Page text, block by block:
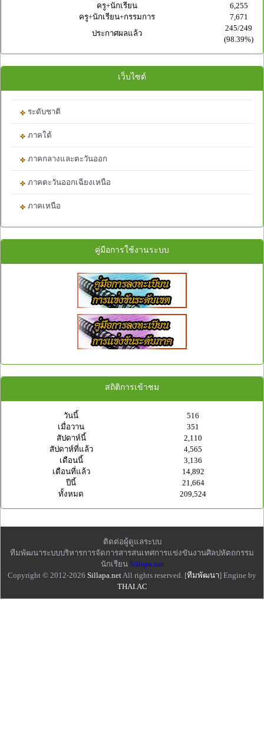
ครู+นักเรียน
6,255
ครู+นักเรียน+กรรมการ
7,671
ประกาศผลแล้ว
245/249
(98.39%)
เว็บไซต์
ระดับชาติ
ภาคใต้
ภาคกลางและตะวันออก
ภาคตะวันออกเฉียงเหนือ
ภาคเหนือ
คู่มือการใช้งานระบบ
สถิติการเข้าชม
วันนี้
516
เมื่อวาน
351
สัปดาห์นี้
2,110
สัปดาห์ที่แล้ว
4,565
เดือนนี้
3,136
เดือนที่แล้ว
14,892
ปีนี้
21,664
ทั้งหมด
209,524
ติดต่อผู้ดูแลระบบ
ทีมพัฒนาระบบบริหารการจัดการสารสนเทศการแข่งขันงานศิลปหัตถกรรม
นักเรียน Sillapa.net
Copyright © 2012-2026 Sillapa.netAll rights reserved. [ทีมพัฒนา] Engine by
THAI.AC